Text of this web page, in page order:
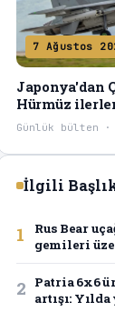
7 Ağustos
Japonya'dan
Hürmüz
Günlük bülten ·
İlgili
1
Rus Bear
gemileri
2
Patria 6x6
artışı: